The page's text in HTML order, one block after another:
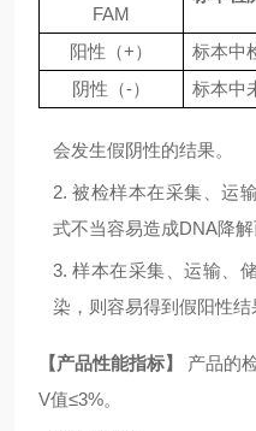
FAM
阳性（+）
标本中
阴性（-） 标本中
会发生假阴性的结果。
2. 被检样本在采集、运
式不当容易造成DNA降
3. 样本在采集、运输、
染，则容易得到假阳性结
【产品性能指标】 产品的
V值≤3%。